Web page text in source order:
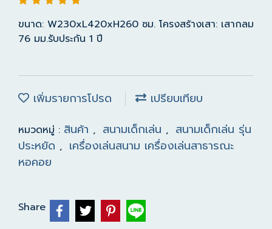
ขนาด: W230xL420xH260 ซม. โครงสร้างเสา: เสากลม
76 มม.รับประกัน 1 ปี
เพิ่มรายการโปรด เปรียบเทียบ
หมวดหมู่ : สินค้า , สนามเด็กเล่น , สนามเด็กเล่น รุ่น
ประหยัด , เครื่องเล่นสนาม เครื่องเล่นสาธารณะ
หอคอย
Share